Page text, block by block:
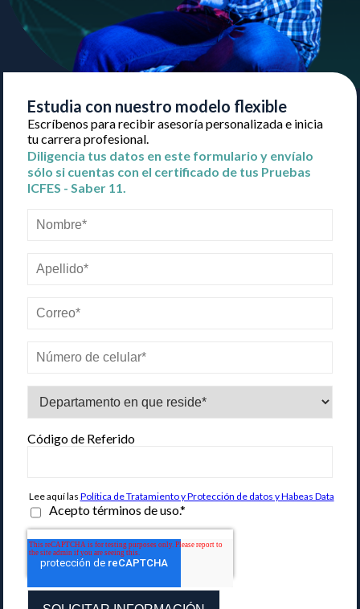
Estudia con nuestro modelo flexible
Escríbenos para recibir asesoría personalizada e inicia
tu carrera profesional.
Diligencia tus datos en este formulario y envíalo
sólo si cuentas con el certificado de tus Pruebas
ICFES - Saber 11.
Código de Referido
Lee aquí las Política de Tratamiento y Protección de datos y Habeas Data
Acepto términos de uso.*